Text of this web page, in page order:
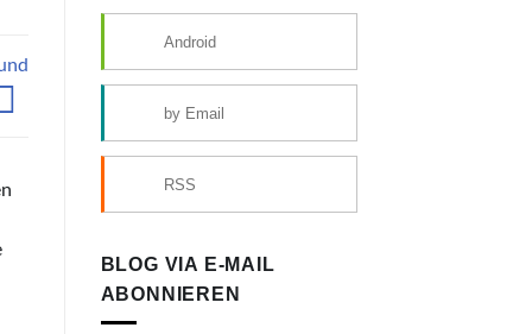
Android
by Email
RSS
BLOG VIA E-MAIL
ABONNIEREN